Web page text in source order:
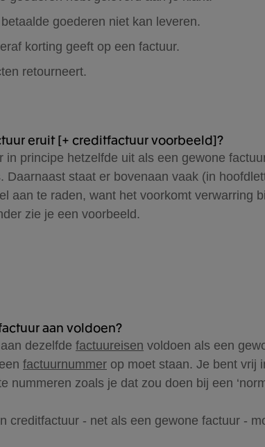
goederen niet kan leveren.
korting geeft op een factuur.
retourneert.
eruit [+ creditfactuur voorbeeld]?
in principe hetzelfde uit als een gewone
Daarnaast staat er bovenaan vaak (in
aan te raden, want het voorkomt verwarring
zie je een voorbeeld.
aan voldoen?
dezelfde factuureisen voldoen als een
factuurnummer op moet staan. Je bent vrij
nummeren zoals je dat zou doen bij een
creditfactuur - net als een gewone factuur -